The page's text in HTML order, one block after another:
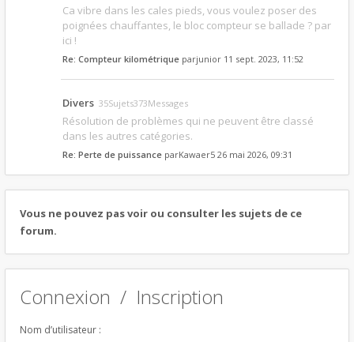
Ca vibre dans les cales pieds, vous voulez poser des
poignées chauffantes, le bloc compteur se ballade ? par
ici !
Re: Compteur kilométrique parjunior 11 sept. 2023, 11:52
Divers 35Sujets373Messages
Résolution de problèmes qui ne peuvent être classé
dans les autres catégories.
Re: Perte de puissance parKawaer5 26 mai 2026, 09:31
Vous ne pouvez pas voir ou consulter les sujets de ce
forum.
Connexion / Inscription
Nom d’utilisateur :